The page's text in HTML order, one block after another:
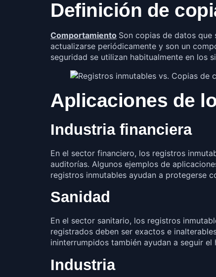
Definición de
Comportamiento Son copias de datos
actualizarse periódicamente y son un
seguridad se utilizan habitualmente en los
Aplicaciones de
Industria financiera
En el sector financiero, los registros
auditorías. Algunos ejemplos de
registros inmutables ayudan a protegerse
Sanidad
En el sector sanitario, los registros
registrados deben ser exactos e
ininterrumpidos también ayudan a seguir
Industria